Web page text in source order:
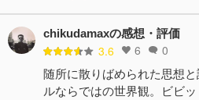
chikudamaxの感想・評価
3.6 6 0
随所に散りばめられた思想
ルならではの世界観。ビビ